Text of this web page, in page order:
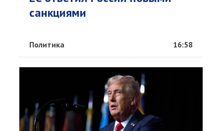
санкциями
Политика 16:58